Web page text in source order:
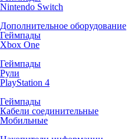
Nintendo Switch
Дополнительное оборудование
Геймпады
Xbox One
Геймпады
Рули
PlayStation 4
Геймпады
Кабели соединительные
Мобильные